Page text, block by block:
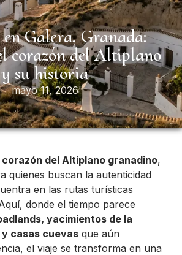
Galera, Granada:
corazón del Altiplano
y su historia
mayo 11, 2026
corazón del Altiplano granadino,
quienes buscan la autenticidad
en las rutas turísticas
donde el tiempo parece
yacimientos de la
casas cuevas que aún
el viaje se transforma en una